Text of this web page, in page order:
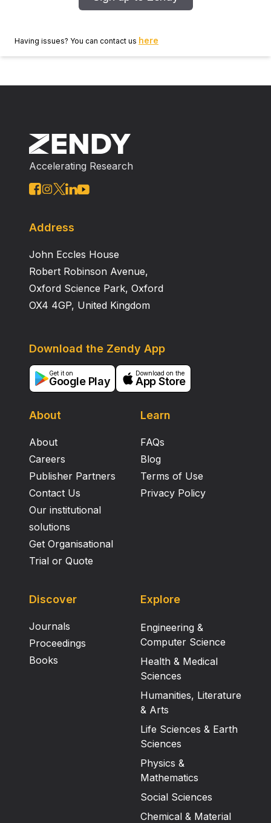
Having issues? You can contact us here
Accelerating Research
Address
John Eccles House
Robert Robinson Avenue,
Oxford Science Park, Oxford
OX4 4GP, United Kingdom
About
About
Careers
Publisher Partners
Contact Us
Our institutional
solutions
Get Organisational
Trial or Quote
Learn
FAQs
Blog
Terms of Use
Privacy Policy
Download the Zendy App
Get it on
Google Play
Download on the
App Store
Discover
Journals
Proceedings
Books
Explore
Engineering &
Computer Science
Health & Medical
Sciences
Humanities, Literature
& Arts
Life Sciences & Earth
Sciences
Physics &
Mathematics
Social Sciences
Chemical & Material